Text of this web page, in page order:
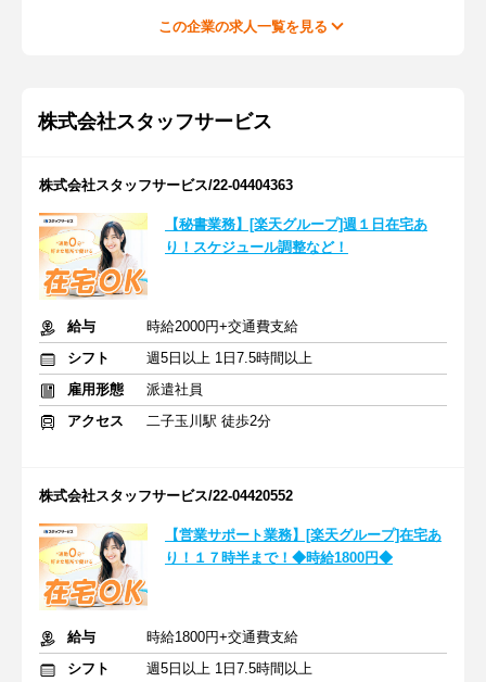
この企業の求人一覧を見る
株式会社スタッフサービス
株式会社スタッフサービス/22-04404363
【秘書業務】[楽天グループ]週１日在宅あ
り！スケジュール調整など！
給与
時給2000円+交通費支給
シフト
週5日以上 1日7.5時間以上
雇用形態
派遣社員
アクセス
二子玉川駅 徒歩2分
株式会社スタッフサービス/22-04420552
【営業サポート業務】[楽天グループ]在宅あ
り！１７時半まで！◆時給1800円◆
給与
時給1800円+交通費支給
シフト
週5日以上 1日7.5時間以上